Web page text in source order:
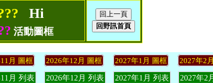
9月18-20日南橫
9月19-20日志佳
9月20-22日玉山
Hi
活動圖框
月 圖框 2026年12月 圖框 2027年1月 圖框 2027年2
月 列表 2026年12月 列表 2027年1月 列表 2027年2